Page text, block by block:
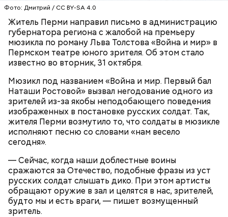
Фото: Дмитрий / CC BY-SA 4.0
Житель Перми направил письмо в администрацию
губернатора региона с жалобой на премьеру
мюзикла по роману Льва Толстова «Война и мир» в
Пермском театре юного зрителя. Об этом стало
известно во вторник, 31 октября.
Мюзикл под названием «Война и мир. Первый бал
Наташи Ростовой» вызвал негодование одного из
зрителей из-за якобы неподобающего поведения
изображенных в постановке русских солдат. Так,
жителя Перми возмутило то, что солдаты в мюзикле
исполняют песню со словами «нам весело
сегодня».
— Сейчас, когда наши доблестные воины
сражаются за Отечество, подобные фразы из уст
русских солдат слышать дико. При этом артисты
обращают оружие в зал и целятся в нас, зрителей,
будто мы и есть враги, — пишет возмущенный
зритель.
с сахарным диабетом;
лишним весом.